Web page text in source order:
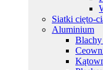
Siatki cięto-
Aluminium